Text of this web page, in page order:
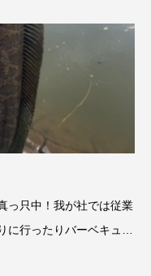
っ只中！我が社では従業
行ったりバーベキュー